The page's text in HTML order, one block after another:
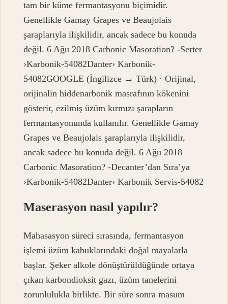
tam bir küme fermantasyonu biçimidir.
Genellikle Gamay Grapes ve Beaujolais
şaraplarıyla ilişkilidir, ancak sadece bu konuda
değil. 6 Ağu 2018 Carbonic Masoration? -Serter
›Karbonik-54082Danter› Karbonik-
54082GOOGLE (İngilizce → Türk) · Orijinal,
orijinalin hiddenarbonik masrafının kökenini
gösterir, ezilmiş üzüm kırmızı şarapların
fermantasyonunda kullanılır. Genellikle Gamay
Grapes ve Beaujolais şaraplarıyla ilişkilidir,
ancak sadece bu konuda değil. 6 Ağu 2018
Carbonic Masoration? -Decanter’dan Sıra’ya
›Karbonik-54082Danter› Karbonik Servis-54082
Maserasyon nasıl yapılır?
Mahasasyon süreci sırasında, fermantasyon
işlemi üzüm kabuklarındaki doğal mayalarla
başlar. Şeker alkole dönüştürüldüğünde ortaya
çıkan karbondioksit gazı, üzüm tanelerini
zorunlulukla birlikte. Bir süre sonra masum